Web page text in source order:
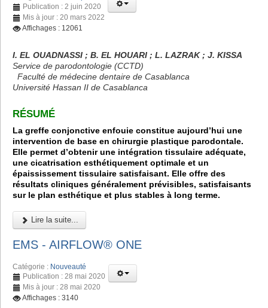
Publication : 2 juin 2020
Mis à jour : 20 mars 2022
Affichages : 12061
I. EL OUADNASSI ; B. EL HOUARI ; L. LAZRAK ; J. KISSA
Service de parodontologie (CCTD)
Faculté de médecine dentaire de Casablanca
Université Hassan II de Casablanca
RÉSUMÉ
La greffe conjonctive enfouie constitue aujourd’hui une
intervention de base en chirurgie plastique parodontale.
Elle permet d’obtenir une intégration tissulaire adéquate,
une cicatrisation esthétiquement optimale et un
épaississement tissulaire satisfaisant. Elle offre des
résultats cliniques généralement prévisibles, satisfaisants
sur le plan esthétique et plus stables à long terme.
Lire la suite...
EMS - AIRFLOW® ONE
Catégorie : Nouveauté
Publication : 28 mai 2020
Mis à jour : 28 mai 2020
Affichages : 3140